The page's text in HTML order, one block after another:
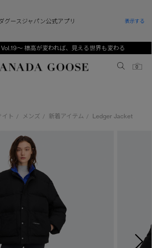
Vol.19～ 標高が変われば、見える世界も変わる
Canada Goose
0
カバー
サダー
ングコレクション
イテム
セラー
レクション
26 コレクション
26 コレクションLOOK
イテム
セラー
レクション
26 コレクション
26 コレクションLOOK
（0‐24ヵ月)
（2‐7歳)
（6＋歳)
ョン
GOOSE Generationsは、アウター
の下取り・再販を通じて、長く愛される製
値を受け継いでいきます。
イブの希少なピースもご覧いただけます。
イト / メンズ / 新着アイテム / Ledger Jacket
グースジャパン公式アプリ 表示する